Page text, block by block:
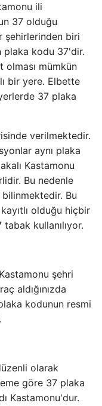
ili
37 olduğu
şehirlerinden biri
plaka kodu 37'dir.
olması mümkün
bir yere. Elbette
37 plaka
verilmektedir.
aynı plaka
Kastamonu
Bu nedenle
bilinmektedir. Bu
olduğu hiçbir
kullanılıyor.
şehri
aldığınızda
kodunun resmi
olarak
göre 37 plaka
Kastamonu'dur.